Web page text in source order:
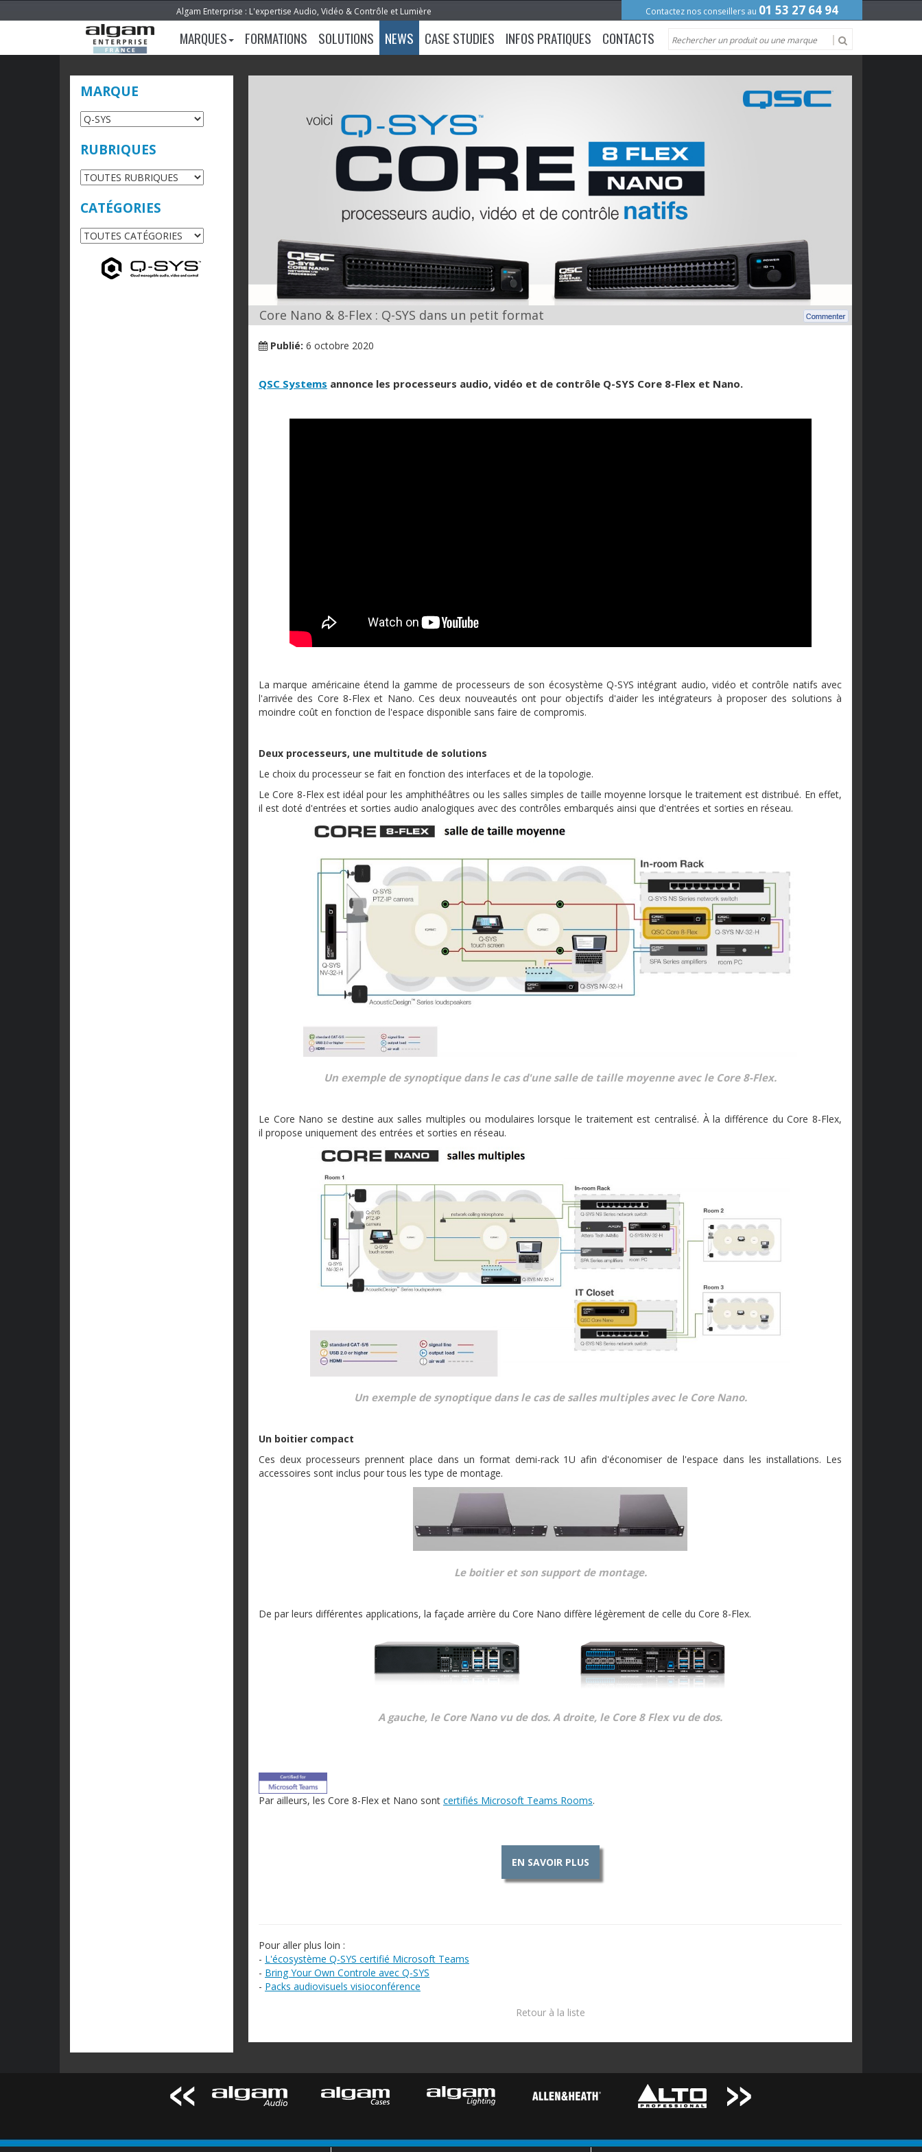
Algam Enterprise : L'expertise Audio, Vidéo & Contrôle et Lumière Contactez nos conseillers au 01 53 27 64 94
MARQUES FORMATIONS SOLUTIONS NEWS CASE STUDIES INFOS PRATIQUES CONTACTS
MARQUE
RUBRIQUES
CATÉGORIES
Core Nano & 8-Flex : Q-SYS dans un petit format
Publié: 6 octobre 2020
QSC Systems annonce les processeurs audio, vidéo et de contrôle Q-SYS Core 8-Flex et Nano.
La marque américaine étend la gamme de processeurs de son écosystème Q-SYS intégrant audio, vidéo et contrôle natifs avec
l'arrivée des Core 8-Flex et Nano. Ces deux nouveautés ont pour objectifs d'aider les intégrateurs à proposer des solutions à
moindre coût en fonction de l'espace disponible sans faire de compromis.
Deux processeurs, une multitude de solutions
Le choix du processeur se fait en fonction des interfaces et de la topologie.
Le Core 8-Flex est idéal pour les amphithéâtres ou les salles simples de taille moyenne lorsque le traitement est distribué. En effet,
il est doté d'entrées et sorties audio analogiques avec des contrôles embarqués ainsi que d'entrées et sorties en réseau.
Un exemple de synoptique dans le cas d'une salle de taille moyenne avec le Core 8-Flex.
Le Core Nano se destine aux salles multiples ou modulaires lorsque le traitement est centralisé. À la différence du Core 8-Flex,
il propose uniquement des entrées et sorties en réseau.
Un exemple de synoptique dans le cas de salles multiples avec le Core Nano.
Un boitier compact
Ces deux processeurs prennent place dans un format demi-rack 1U afin d'économiser de l'espace dans les installations. Les
accessoires sont inclus pour tous les type de montage.
Le boitier et son support de montage.
De par leurs différentes applications, la façade arrière du Core Nano diffère légèrement de celle du Core 8-Flex.
A gauche, le Core Nano vu de dos. A droite, le Core 8 Flex vu de dos.
Par ailleurs, les Core 8-Flex et Nano sont certifiés Microsoft Teams Rooms.
EN SAVOIR PLUS
Pour aller plus loin :
- L'écosystème Q-SYS certifié Microsoft Teams
- Bring Your Own Controle avec Q-SYS
- Packs audiovisuels visioconférence
Retour à la liste